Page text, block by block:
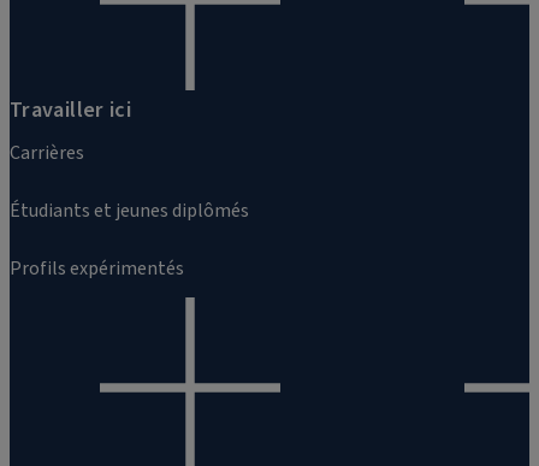
Travailler ici
Carrières
Étudiants et jeunes diplômés
Profils expérimentés